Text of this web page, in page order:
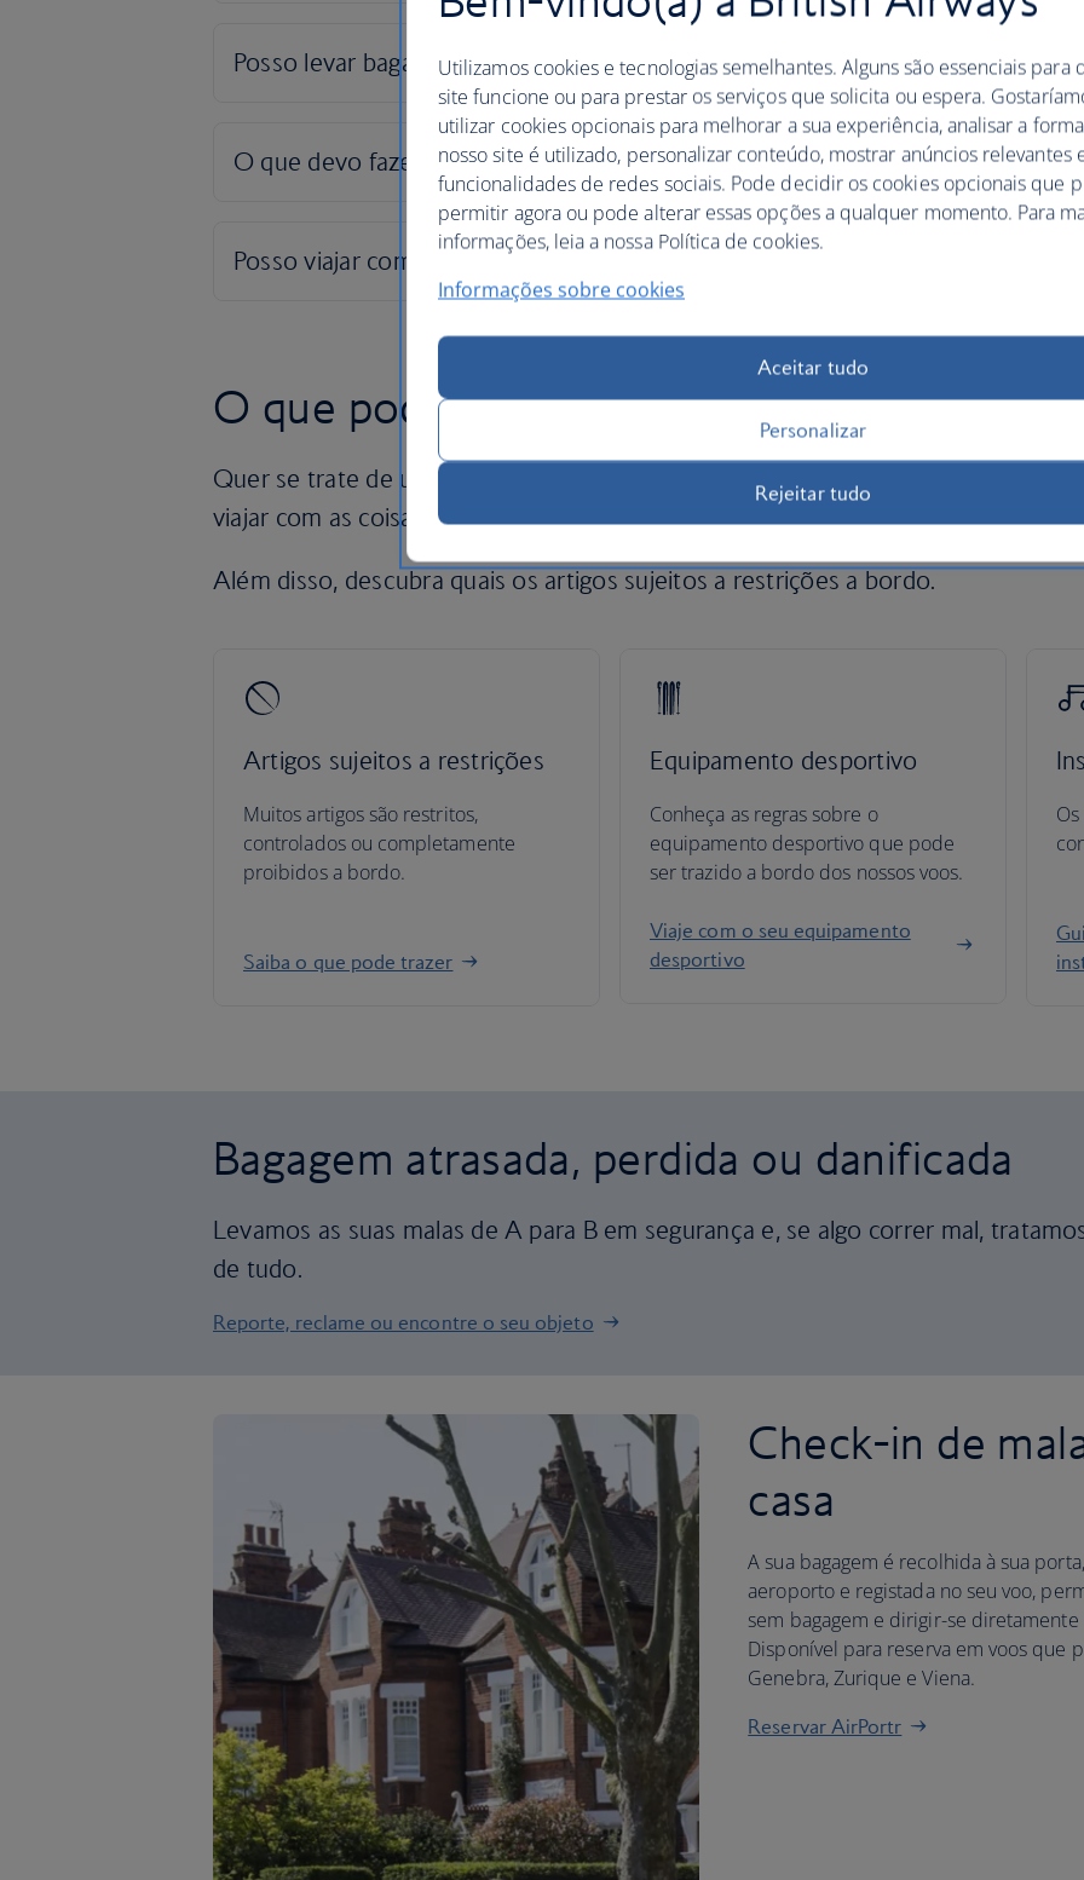
O que pode trazer consigo
Quer se trate de um instrumento musical ou de equipamento desportivo, pode
viajar com as coisas que são importantes para si.
Além disso, descubra quais os artigos sujeitos a restrições a bordo.
Artigos sujeitos a restrições
Muitos artigos são restritos,
controlados ou completamente
proibidos a bordo.
Saiba o que pode trazer
Equipamento desportivo
Conheça as regras sobre o
equipamento desportivo que pode
ser trazido a bordo dos nossos voos.
Viaje com o seu equipamento
desportivo
Bagagem atrasada, perdida ou danificada
Levamos as suas malas de A para B em segurança e, se algo correr mal,
de tudo.
Reporte, reclame ou encontre o seu objeto
Check-in de
casa
A sua bagagem é recolhida à sua
aeroporto e registada no seu voo,
sem bagagem e dirigir-se
Disponível para reserva em voos que
Genebra, Zurique e Viena.
Reservar AirPortr
Utilizamos cookies e tecnologias semelhantes. Alguns são essenciais para
site funcione ou para prestar os serviços que solicita ou espera.
utilizar cookies opcionais para melhorar a sua experiência, analisar a
nosso site é utilizado, personalizar conteúdo, mostrar anúncios relevantes
funcionalidades de redes sociais. Pode decidir os cookies opcionais que
permitir agora ou pode alterar essas opções a qualquer momento. Para
informações, leia a nossa Política de cookies.
Informações sobre cookies
Aceitar tudo
Personalizar
Rejeitar tudo